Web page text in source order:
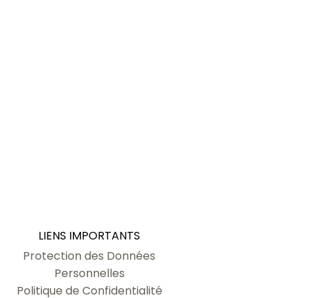
LIENS IMPORTANTS
Protection des Données
Personnelles
Politique de Confidentialité